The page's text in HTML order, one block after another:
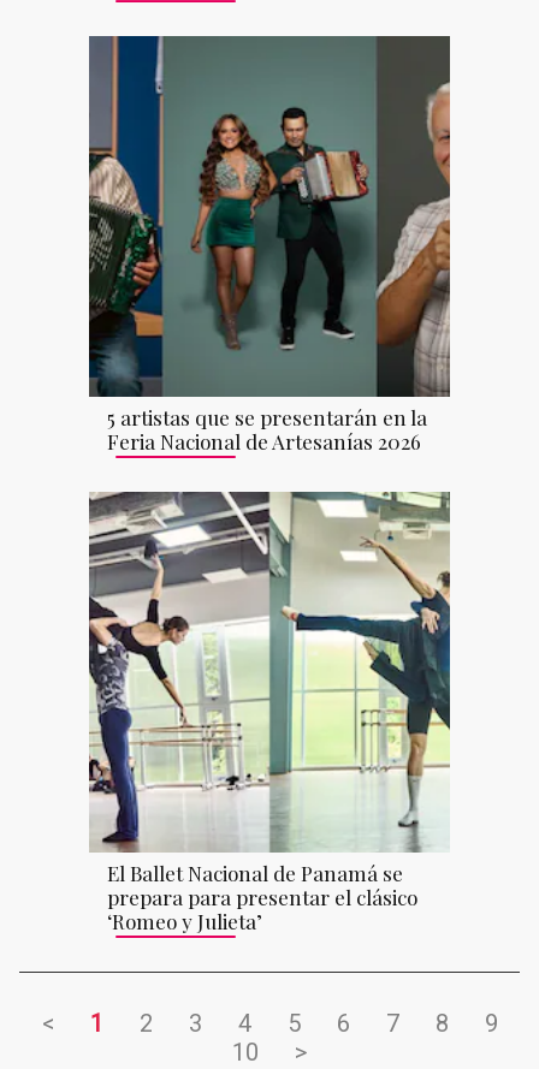
5 artistas que se presentarán en la
Feria Nacional de Artesanías 2026
El Ballet Nacional de Panamá se
prepara para presentar el clásico
‘Romeo y Julieta’
< 1 2 3 4 5 6 7 8
9
10
>